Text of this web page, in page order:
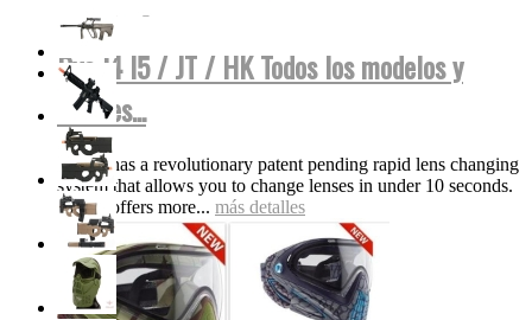
Dye I4 I5 / JT / HK Todos los modelos y
colores...
The i5 has a revolutionary patent pending rapid lens changing
system that allows you to change lenses in under 10 seconds.
The i5 offers more... más detalles